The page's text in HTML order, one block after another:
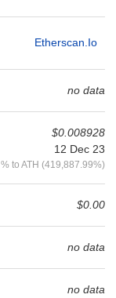
Etherscan.io
no data
$0.008928
12 Dec 23
% to ATH (419,887.99%)
$0.00
no data
no data